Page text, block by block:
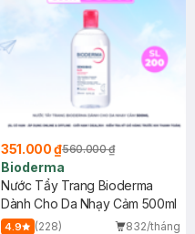
351.000 ₫560.000 ₫
Bioderma
Nước Tẩy Trang Bioderma
Dành Cho Da Nhạy Cảm 500ml
4.9 (228)
832/tháng